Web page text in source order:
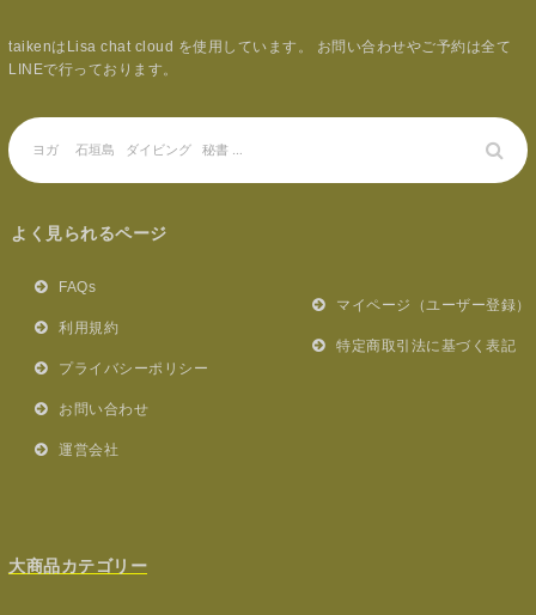
taikenはLisa chat cloud を使用しています。 お問い合わせやご予約は全て
LINEで行っております。
よく見られるページ
FAQs
利用規約
プライバシーポリシー
お問い合わせ
運営会社
マイページ（ユーザー登録）
特定商取引法に基づく表記
大商品カテゴリー